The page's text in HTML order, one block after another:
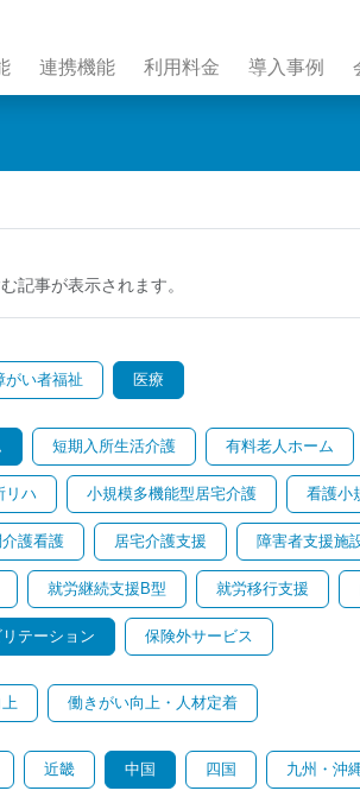
連携機能 利用料金 導入事例
記事が表示されます。
がい者福祉 医療
短期入所生活介護 有料老人ホーム
リハ 小規模多機能型居宅介護 看護小
護看護 居宅介護支援 障害者支援施
就労継続支援B型 就労移行支援
テーション 保険外サービス
働きがい向上・人材定着
近畿 中国 四国 九州・沖